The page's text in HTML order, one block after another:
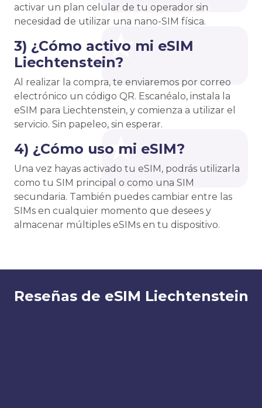
activar un plan celular de tu operador sin
necesidad de utilizar una nano-SIM física.
3) ¿Cómo activo mi eSIM
Liechtenstein?
Al realizar la compra, te enviaremos por correo
electrónico un código QR. Escanéalo, instala la
eSIM para Liechtenstein, y comienza a utilizar el
servicio. Sin papeleo, sin esperar.
4) ¿Cómo uso mi eSIM?
Una vez hayas activado tu eSIM, podrás utilizarla
como tu SIM principal o como una SIM
secundaria. También puedes cambiar entre las
SIMs en cualquier momento que desees y
almacenar múltiples eSIMs en tu dispositivo.
Reseñas de eSIM Liechtenstein